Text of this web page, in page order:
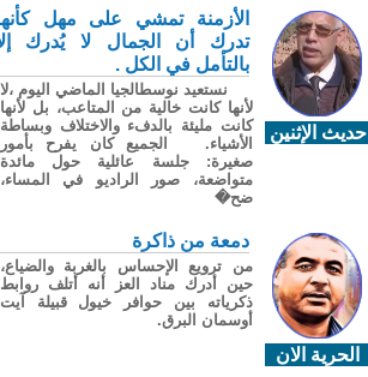
حديث الإثنين
الأزمنة تمشي على مهل كأنها
تدرك أن الجمال لا يُدرك إلا
بالتأمل في الكل .
نستعيد نوسطالجيا الماضي اليوم ،لا
لأنها كانت خالية من المتاعب، بل لأنها
كانت مليئة بالدفء والاختلاف وبساطة
الأشياء. الجميع كان يفرح بأمور
صغيرة: جلسة عائلية حول مائدة
متواضعة، صور الراديو في المساء،
ضح�
الحرية الان
دمعة من ذاكرة
من ترويع الإحساس بالغربة والضياع،
حين أدرك مناد العز أنه أتلف روابط
ذكرياته بين حوافر خيول قبيلة آيت
أوسمان البرق.